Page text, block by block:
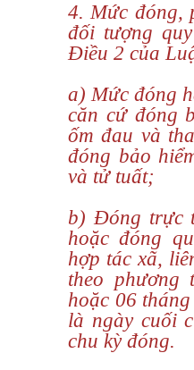
4. Mức đóng,
đối tượng
Điều 2 của
a) Mức đóng
căn cứ đóng
ốm đau và
đóng bảo
và tử tuất;
b) Đóng trực
hoặc đóng
hợp tác xã,
theo phương
hoặc 06
là ngày cuối
chu kỳ đóng.